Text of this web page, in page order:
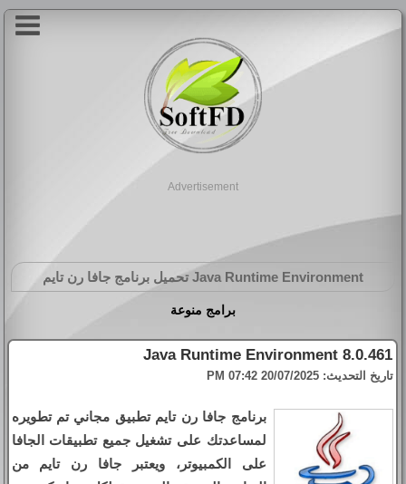
Advertisement
Java Runtime Environment تحميل برنامج جافا رن تايم
برامج منوعة
Java Runtime Environment 8.0.461
تاريخ التحديث: 20/07/2025 07:42 PM
برنامج جافا رن تايم تطبيق مجاني تم تطويره
لمساعدتك على تشغيل جميع تطبيقات الجافا
على الكمبيوتر، ويعتبر جافا رن تايم من